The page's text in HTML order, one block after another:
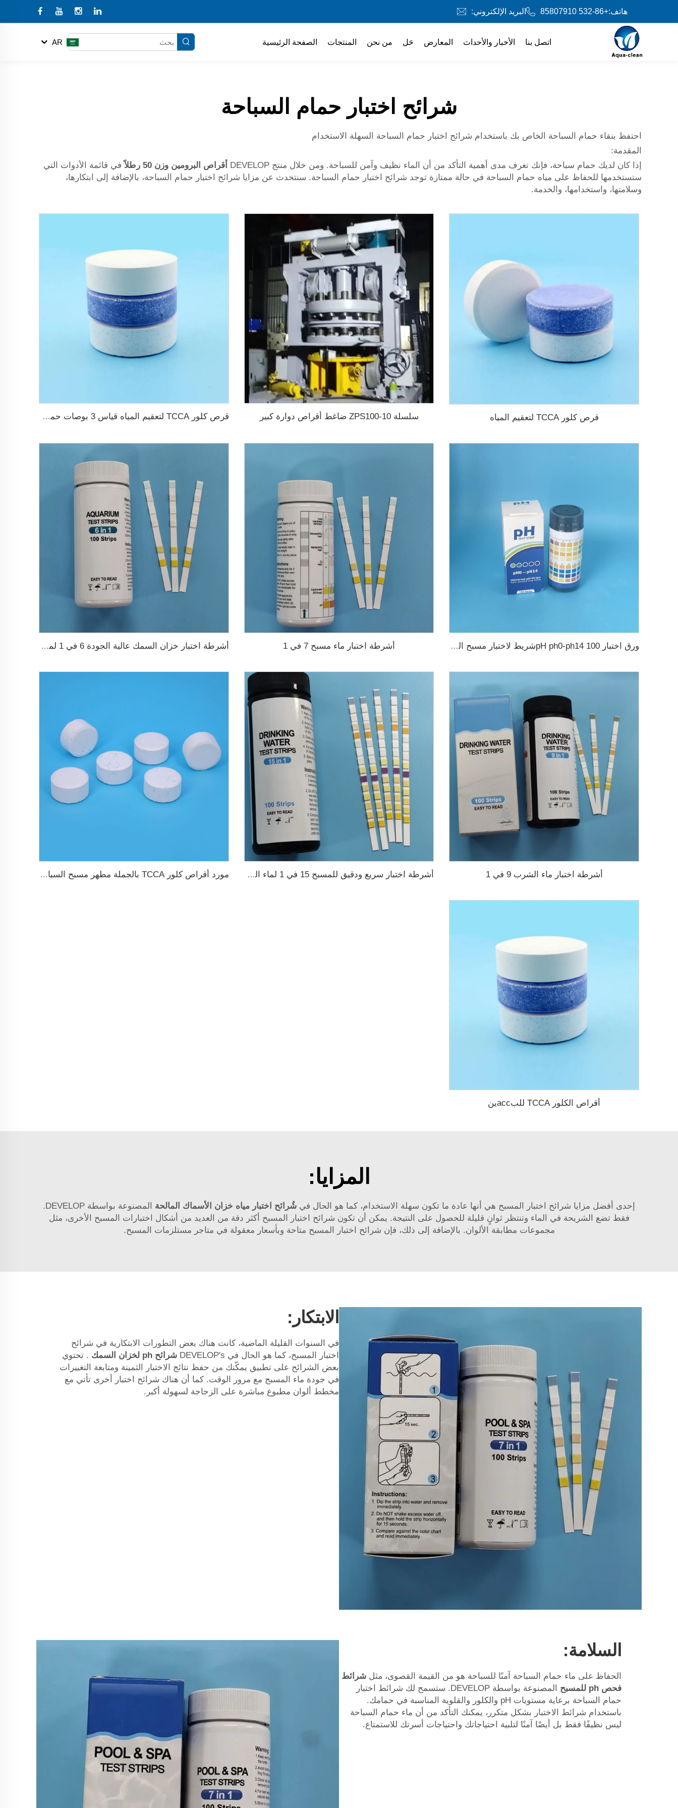
هاتف:+86-532 85807910 البريد الإلكتروني:
الصفحة الرئيسية المنتجات من نحن حَل المعارض الأخبار والأحداث اتصل بنا AR
شرائح اختبار حمام السباحة
احتفظ بنقاء حمام السباحة الخاص بك باستخدام شرائح اختبار حمام السباحة السهلة الاستخدام
المقدمة:
إذا كان لديك حمام سباحة، فإنك تعرف مدى أهمية التأكد من أن الماء نظيف وآمن للسباحة. ومن خلال منتج DEVELOP
أقراص البرومين وزن 50 رطلاً
في قائمة الأدوات التي
ستستخدمها للحفاظ على مياه حمام السباحة في حالة ممتازة توجد شرائح اختبار حمام السباحة. سنتحدث عن مزايا شرائح اختبار حمام السباحة، بالإضافة إلى ابتكارها،
وسلامتها، واستخدامها، والخدمة.
قرص كلور TCCA لتعقيم المياه سلسلة ZPS100-10 ضاغط أقراص دوارة كبير قرص كلور TCCA لتعقيم المياه قياس 3 بوصات حمض ثلاثي الكلور إيزوسيانوريك
ورق اختبار pH ph0-ph14 100شريط لاختبار مسبح السباحة أشرطة اختبار ماء مسبح 7 في 1 أشرطة اختبار خزان السمك عالية الجودة 6 في 1 لمزرعة الأسماك
أشرطة اختبار ماء الشرب 9 في 1 أشرطة اختبار سريع ودقيق للمسبح 15 في 1 لماء الشرب مورد أقراص كلور TCCA بالجملة مطهر مسبح السباحة
أقراص الكلور TCCA للبассين
المزايا:
إحدى أفضل مزايا شرائح اختبار المسبح هي أنها عادة ما تكون سهلة الاستخدام، كما هو الحال في شُرائح اختبار مياه خزان الأسماك المالحة
المصنوعة بواسطة DEVELOP.
فقط تضع الشريحة في الماء وتنتظر ثوانٍ قليلة للحصول على النتيجة. يمكن أن تكون شرائح اختبار المسبح أكثر دقة من العديد من أشكال اختبارات المسبح الأخرى، مثل
مجموعات مطابقة الألوان. بالإضافة إلى ذلك، فإن شرائح اختبار المسبح متاحة وبأسعار معقولة في متاجر مستلزمات المسبح.
الابتكار:
في السنوات القليلة الماضية، كانت هناك بعض التطورات الابتكارية في شرائح
اختبار المسبح، كما هو الحال في DEVELOP's
شرائح ph لخزان السمك
. تحتوي
بعض الشرائح على تطبيق يمكّنك من حفظ نتائج الاختبار الثمينة ومتابعة التغييرات
في جودة ماء المسبح مع مرور الوقت. كما أن هناك شرائح اختبار أخرى تأتي مع
مخطط ألوان مطبوع مباشرة على الزجاجة لسهولة أكبر.
السلامة:
الحفاظ على ماء حمام السباحة آمنًا للسباحة هو من القيمة القصوى، مثل شرائط
فحص ph للمسبح
المصنوعة بواسطة DEVELOP. ستسمح لك شرائط اختبار
حمام السباحة برعاية مستويات pH والكلور والقلوية المناسبة في حمامك.
باستخدام شرائط الاختبار بشكل متكرر، يمكنك التأكد من أن ماء حمام السباحة
ليس نظيفًا فقط بل أيضًا آمنًا لتلبية احتياجاتك واحتياجات أسرتك للاستمتاع.